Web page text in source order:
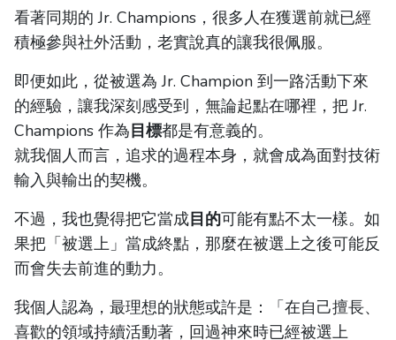
看著同期的 Jr. Champions，很多人在獲選前就已經
積極參與社外活動，老實說真的讓我很佩服。
即便如此，從被選為 Jr. Champion 到一路活動下來
的經驗，讓我深刻感受到，無論起點在哪裡，把 Jr.
Champions 作為目標都是有意義的。
就我個人而言，追求的過程本身，就會成為面對技術
輸入與輸出的契機。
不過，我也覺得把它當成目的可能有點不太一樣。如
果把「被選上」當成終點，那麼在被選上之後可能反
而會失去前進的動力。
我個人認為，最理想的狀態或許是：「在自己擅長、
喜歡的領域持續活動著，回過神來時已經被選上